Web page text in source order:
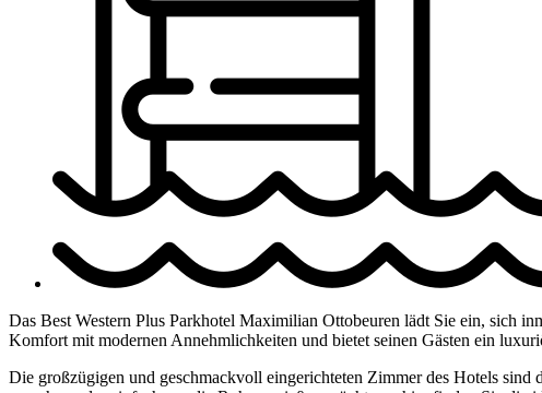
Das Best Western Plus Parkhotel Maximilian Ottobeuren lädt Sie ein, sich
Komfort mit modernen Annehmlichkeiten und bietet seinen Gästen ein
Die großzügigen und geschmackvoll eingerichteten Zimmer des Hotels